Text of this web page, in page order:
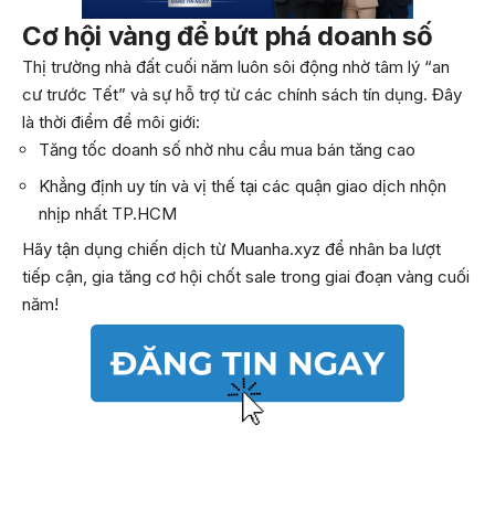
Cơ hội vàng để bứt phá doanh số
Thị trường nhà đất cuối năm luôn sôi động nhờ tâm lý “an
cư trước Tết” và sự hỗ trợ từ các chính sách tín dụng. Đây
là thời điểm để môi giới:
Tăng tốc doanh số nhờ nhu cầu mua bán tăng cao
Khẳng định uy tín và vị thế tại các quận giao dịch nhộn
nhịp nhất TP.HCM
Hãy tận dụng chiến dịch từ Muanha.xyz để nhân ba lượt
tiếp cận, gia tăng cơ hội chốt sale trong giai đoạn vàng cuối
năm!